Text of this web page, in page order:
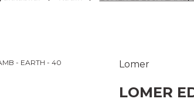
Lomer
LOMER